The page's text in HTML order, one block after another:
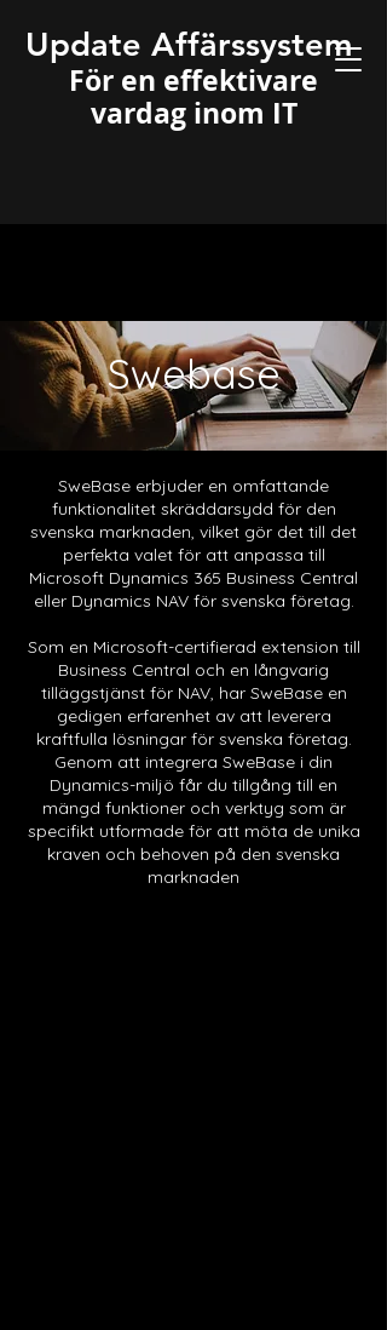
Update Affärssystem
För en effektivare
vardag inom IT
Swebase
SweBase erbjuder en omfattande
funktionalitet skräddarsydd för den
svenska marknaden, vilket gör det till det
perfekta valet för att anpassa till
Microsoft Dynamics 365 Business Central
eller Dynamics NAV för svenska företag.
Som en Microsoft-certifierad extension till
Business Central och en långvarig
tilläggstjänst för NAV, har SweBase en
gedigen erfarenhet av att leverera
kraftfulla lösningar för svenska företag.
Genom att integrera SweBase i din
Dynamics-miljö får du tillgång till en
mängd funktioner och verktyg som är
specifikt utformade för att möta de unika
kraven och behoven på den svenska
marknaden